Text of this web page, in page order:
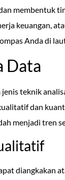
membentuk
keuangan,
Anda di
Data
teknik
dan
menjadi tren
diangkakan